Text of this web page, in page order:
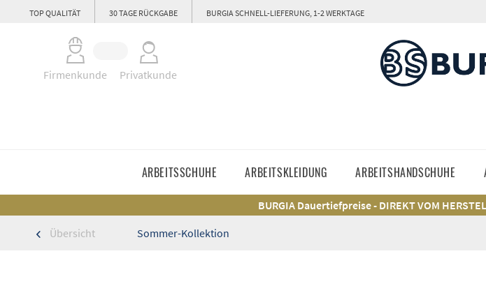
TOP QUALITÄT 30 TAGE RÜCKGABE BURGIA SCHNELL-LIEFERUNG, 1-2 WERKTAGE
Firmenkunde Privatkunde
ARBEITSSCHUHE ARBEITSKLEIDUNG ARBEITSHANDSCHUHE
BURGIA Dauertiefpreise - DIREKT VOM
Übersicht
Sommer-Kollektion